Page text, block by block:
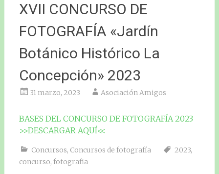
XVII CONCURSO DE
FOTOGRAFÍA «Jardín
Botánico Histórico La
Concepción» 2023
31 marzo, 2023 Asociación Amigos
BASES DEL CONCURSO DE FOTOGRAFÍA 2023
>>DESCARGAR AQUÍ<<
Concursos, Concursos de fotografía 2023,
concurso, fotografia